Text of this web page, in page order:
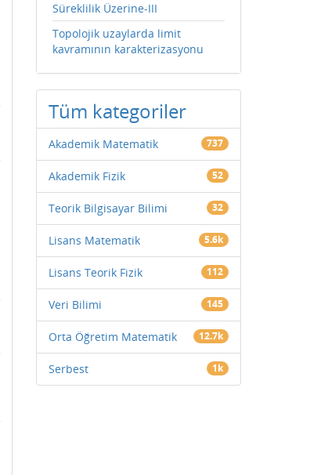
Süreklilik Üzerine-III
Topolojik uzaylarda limit
kavramının karakterizasyonu
Tüm kategoriler
Akademik Matematik 737
Akademik Fizik 52
Teorik Bilgisayar Bilimi 32
Lisans Matematik 5.6k
Lisans Teorik Fizik 112
Veri Bilimi 145
Orta Öğretim Matematik 12.7k
Serbest 1k